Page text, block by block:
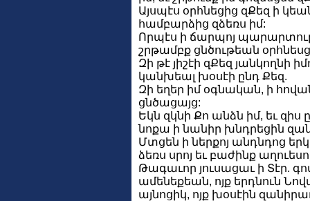
Այսպէս օրհնեցից զՔեզ ի
համբարձից զձեռս իմ:
Որպէս ի ճարպոյ
շրթամբք ցնծութեան
Զի թէ յիշէի զՔեզ յանկողնի
կանխեալ խօսէի ընդ Քեզ.
Զի եղեր իմ օգնական, ի
ցնծացայց:
Եկն զկնի Քո անձն իմ, եւ զիս
նոքա ի նանիր խնդրեցին
Մտցեն ի ներքոյ անդնդոց
ձեռս սրոյ եւ բաժինք
Թագաւոր յուսացաւ ի Տէր.
ամենեքեան, ոյք երդնուն
այնոցիկ, ոյք խօսէին